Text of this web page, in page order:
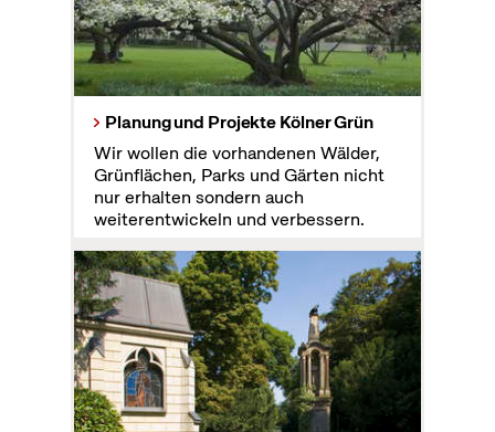
Planung und Projekte Kölner Grün
Wir wollen die vorhandenen Wälder,
Grünflächen, Parks und Gärten nicht
nur erhalten sondern auch
weiterentwickeln und verbessern.